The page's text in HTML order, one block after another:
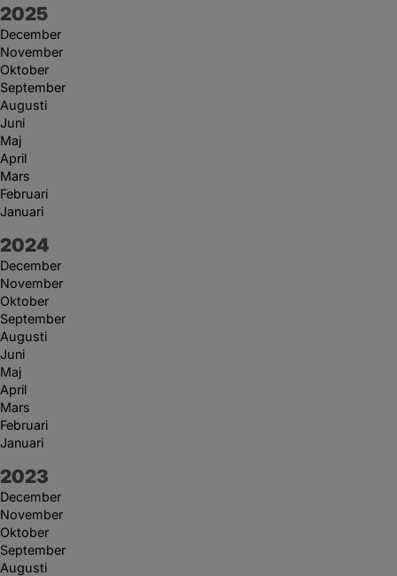
År:
2025
December
November
Oktober
September
Augusti
Juni
Maj
April
Mars
Februari
Januari
År:
2024
December
November
Oktober
September
Augusti
Juni
Maj
April
Mars
Februari
Januari
År:
2023
December
November
Oktober
September
Augusti